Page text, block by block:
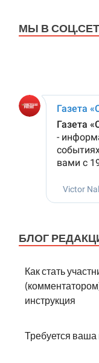
МЫ В
БЛОГ
Как стать
инструкция
Требуется